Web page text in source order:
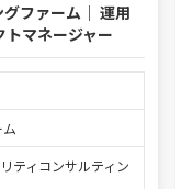
ファーム｜ 運用
マネージャー
ティコンサルティン